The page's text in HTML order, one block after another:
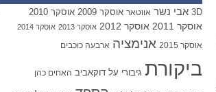
3D אבי נשר אווטאר אוסקר 2009 אוסקר 2010
אוסקר 2011 אוסקר 2012 אוסקר 2013 אוסקר 2014
אוסקר 2015 אנימציה ארבעה כוכבים
ביקורת גיבורי על דוקאביב האחים כהן